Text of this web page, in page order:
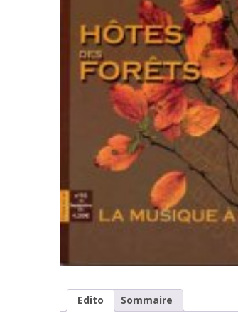
Edito Sommaire